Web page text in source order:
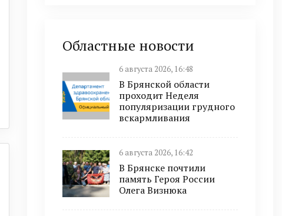
Областные новости
6 августа 2026, 16:48
В Брянской области
проходит Неделя
популяризации грудного
вскармливания
6 августа 2026, 16:42
В Брянске почтили
память Героя России
Олега Визнюка